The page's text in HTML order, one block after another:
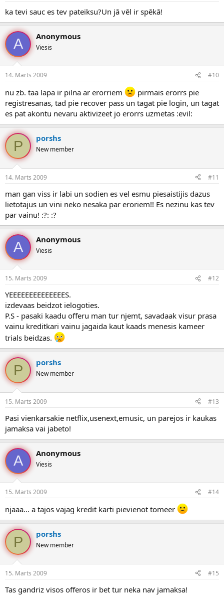
ka tevi sauc es tev pateiksu?Un jā vēl ir spēkā!
A Anonymous
Viesis
14. Marts 2009 #10
nu zb. taa lapa ir pilna ar erorriem
pirmais erorrs pie
registresanas, tad pie recover pass un tagat pie login, un tagat
es pat akontu nevaru aktivizeet jo erorrs uzmetas :evil:
P porshs
New member
14. Marts 2009 #11
man gan viss ir labi un sodien es vel esmu piesaistijis dazus
lietotajus un vini neko nesaka par eroriem!! Es nezinu kas tev
par vainu! :?: :?
A Anonymous
Viesis
15. Marts 2009 #12
YEEEEEEEEEEEEEES.
izdevaas beidzot ielogoties.
P.S - pasaki kaadu offeru man tur njemt, savadaak visur prasa
vainu kreditkari vainu jagaida kaut kaads menesis kameer
trials beidzas.
P porshs
New member
15. Marts 2009 #13
Pasi vienkarsakie netflix,usenext,emusic, un parejos ir kaukas
jamaksa vai jabeto!
A Anonymous
Viesis
15. Marts 2009 #14
njaaa... a tajos vajag kredit karti pievienot tomeer
P porshs
New member
15. Marts 2009 #15
Tas gandriz visos offeros ir bet tur neka nav jamaksa!